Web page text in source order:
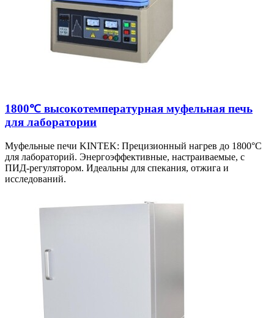
1800℃ высокотемпературная муфельная печь
для лаборатории
Муфельные печи KINTEK: Прецизионный нагрев до 1800°C
для лабораторий. Энергоэффективные, настраиваемые, с
ПИД-регулятором. Идеальны для спекания, отжига и
исследований.